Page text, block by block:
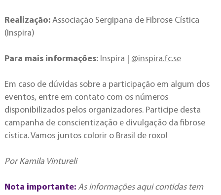
Realização: Associação Sergipana de Fibrose Cística
(Inspira)
Para mais informações: Inspira | @inspira.fc.se
Em caso de dúvidas sobre a participação em algum dos
eventos, entre em contato com os números
disponibilizados pelos organizadores. Participe desta
campanha de conscientização e divulgação da fibrose
cística. Vamos juntos colorir o Brasil de roxo!
Por Kamila Vintureli
Nota importante:As informações aqui contidas tem